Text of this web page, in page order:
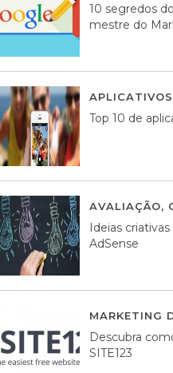
10 segredos
mestre do
APLICATIVOS
Top 10 de
AVALIAÇÃO,
Ideias
AdSense
MARKETING
Descubra
SITE123